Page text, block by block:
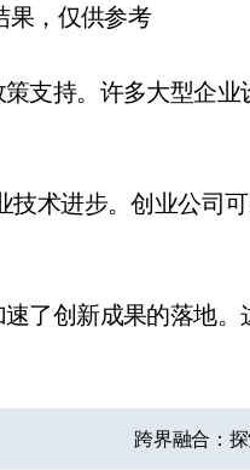
果，仅供参考
支持。许多大型企
技术进步。创业公司
了创新成果的落地
跨界融合：